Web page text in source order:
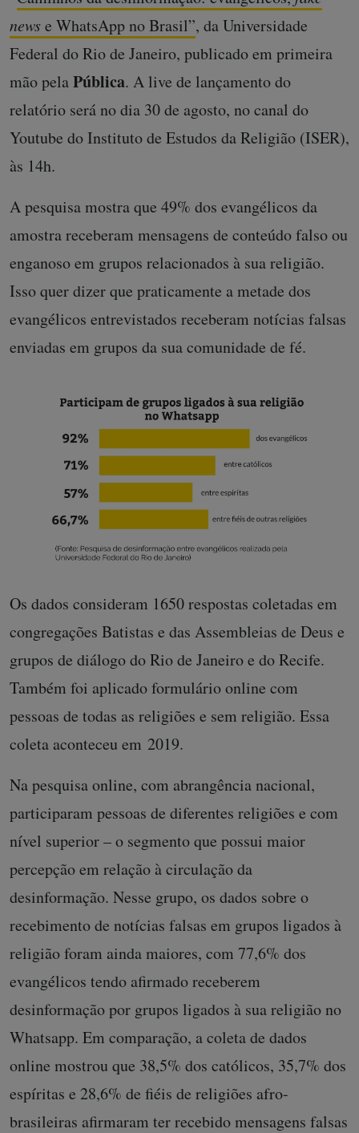
newse WhatsApp no Brasil”, da Universidade
Federal do Rio de Janeiro, publicado em primeira
mão pelaPública. A live de lançamento do
relatório será no dia 30 de agosto, no canal do
Youtube do Instituto de Estudos da Religião (ISER),
às 14h.
A pesquisa mostra que 49% dos evangélicos da
amostra receberam mensagens de conteúdo falso ou
enganoso em grupos relacionados à sua religião.
Isso quer dizer que praticamente a metade dos
evangélicos entrevistados receberam notícias falsas
enviadas em grupos da sua comunidade de fé.
Os dados consideram 1650 respostas coletadas em
congregações Batistas e das Assembleias de Deus e
grupos de diálogo do Rio de Janeiro e do Recife.
Também foi aplicado formulário online com
pessoas de todas as religiões e sem religião. Essa
coleta aconteceu em 2019.
Na pesquisa online, com abrangência nacional,
participaram pessoas de diferentes religiões e com
nível superior – o segmento que possui maior
percepção em relação à circulação da
desinformação. Nesse grupo, os dados sobre o
recebimento de notícias falsas em grupos ligados à
religião foram ainda maiores, com 77,6% dos
evangélicos tendo afirmado receberem
desinformação por grupos ligados à sua religião no
Whatsapp. Em comparação, a coleta de dados
online mostrou que 38,5% dos católicos, 35,7% dos
espíritas e 28,6% de fiéis de religiões afro-
brasileiras afirmaram ter recebido mensagens falsas